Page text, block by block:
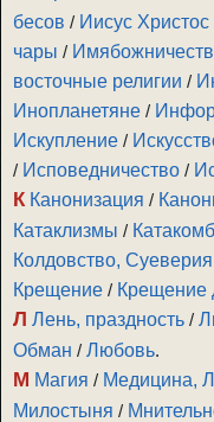
бесов / Иисус Христос
чары /
восточные религии /
Инопланетяне /
Искупление /
/ Исповедничество /
К Канонизация /
Катаклизмы /
Колдовство, Суеверия
Крещение / Крещение
Л Лень, праздность /
Обман /Любовь.
М Магия / Медицина,
Милостыня /